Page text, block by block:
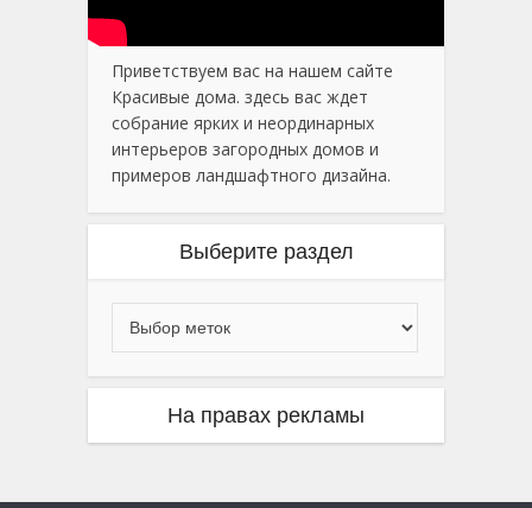
Приветствуем вас на нашем сайте
Красивые дома. здесь вас ждет
собрание ярких и неординарных
интерьеров загородных домов и
примеров ландшафтного дизайна.
Выберите раздел
На правах рекламы